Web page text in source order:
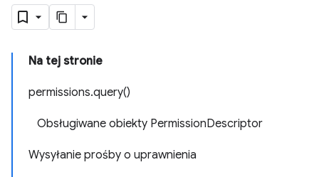
Na tej stronie
permissions.query()
Obsługiwane obiekty PermissionDescriptor
Wysyłanie prośby o uprawnienia